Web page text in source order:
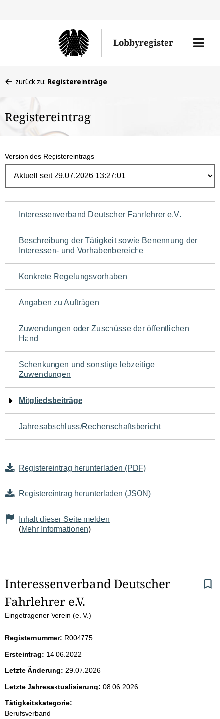
Lobbyregister
Menü
befinden
hier:
zurück zu: Registereinträge
Registereintrag
Version des Registereintrags
Navigation
für
den
Seiteninhalt
Interessenverband Deutscher Fahrlehrer e.V.
Beschreibung der Tätigkeit sowie Benennung der
Interessen- und Vorhabenbereiche
Konkrete Regelungsvorhaben
Angaben zu Aufträgen
Zuwendungen oder Zuschüsse der öffentlichen
Hand
Schenkungen und sonstige lebzeitige
Zuwendungen
Mitgliedsbeiträge
Jahresabschluss/Rechenschaftsbericht
Registereintrag herunterladen (PDF)
Registereintrag herunterladen (JSON)
Inhalt dieser Seite melden
(Mehr Informationen)
S
e
t
e
n
i
Interessenverband Deutscher
Fahrlehrer e.V.
Eingetragener Verein (e. V.)
Registernummer: R004775
Ersteintrag: 14.06.2022
Letzte Änderung: 29.07.2026
Letzte Jahresaktualisierung: 08.06.2026
Tätigkeitskategorie:
Berufsverband